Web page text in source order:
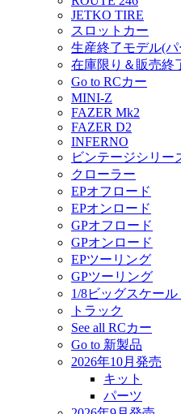
JETKO TIRE
スロットカー
生産終了モデル(
在庫限り＆販売終
Go to RCカー
MINI-Z
FAZER Mk2
FAZER D2
INFERNO
ビンテージシリー
クローラー
EPオフロード
EPオンロード
GPオフロード
GPオンロード
EPツーリング
GPツーリング
1/8ビッグスケー
トラック
See all RCカー
Go to 新製品
2026年10月発売
キット
パーツ